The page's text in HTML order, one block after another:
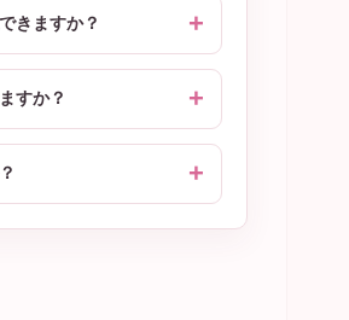
きますか？
すか？